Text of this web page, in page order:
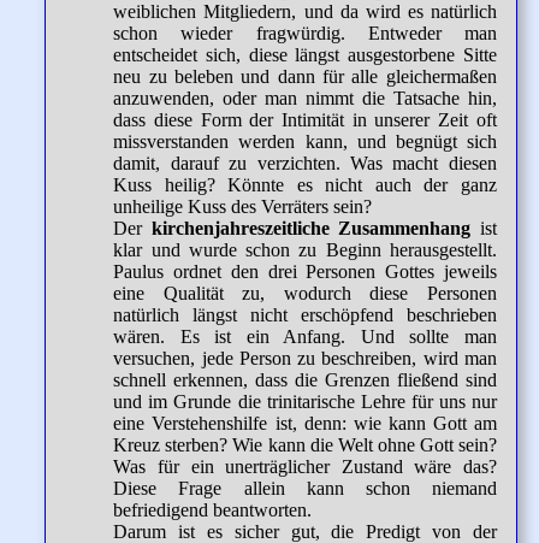
weiblichen Mitgliedern, und da wird es natürlich
schon wieder fragwürdig. Entweder man
entscheidet sich, diese längst ausgestorbene Sitte
neu zu beleben und dann für alle gleichermaßen
anzuwenden, oder man nimmt die Tatsache hin,
dass diese Form der Intimität in unserer Zeit oft
missverstanden werden kann, und begnügt sich
damit, darauf zu verzichten. Was macht diesen
Kuss heilig? Könnte es nicht auch der ganz
unheilige Kuss des Verräters sein?
Der kirchenjahreszeitliche Zusammenhang ist
klar und wurde schon zu Beginn herausgestellt.
Paulus ordnet den drei Personen Gottes jeweils
eine Qualität zu, wodurch diese Personen
natürlich längst nicht erschöpfend beschrieben
wären. Es ist ein Anfang. Und sollte man
versuchen, jede Person zu beschreiben, wird man
schnell erkennen, dass die Grenzen fließend sind
und im Grunde die trinitarische Lehre für uns nur
eine Verstehenshilfe ist, denn: wie kann Gott am
Kreuz sterben? Wie kann die Welt ohne Gott sein?
Was für ein unerträglicher Zustand wäre das?
Diese Frage allein kann schon niemand
befriedigend beantworten.
Darum ist es sicher gut, die Predigt von der